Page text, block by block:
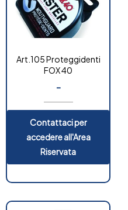
Art.105 Proteggidenti
FOX 40
-
Contattaci per
accedere all'Area
Riservata